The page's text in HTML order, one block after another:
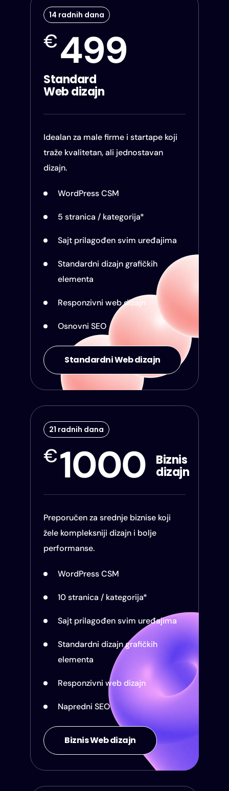
14 radnih dana
€499
Standard
Web dizajn
Idealan za male firme i startape koji
traže kvalitetan, ali jednostavan
dizajn.
WordPress CSM
5 stranica / kategorija*
Sajt prilagođen svim uređajima
Standardni dizajn grafičkih
elementa
Responzivni web dizajn
Osnovni SEO
Standardni Web dizajn
21 radnih dana
€1000 Biznis
dizajn
Preporučen za srednje biznise koji
žele kompleksniji dizajn i bolje
performanse.
WordPress CSM
10 stranica / kategorija*
Sajt prilagođen svim uređajima
Standardni dizajn grafičkih
elementa
Responzivni web dizajn
Napredni SEO
Biznis Web dizajn